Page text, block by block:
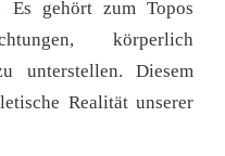
Es gehört zum Topos
körperlich
unterstellen. Diesem
Realität unserer